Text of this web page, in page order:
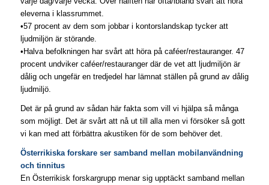
eleverna i klassrummet.
•57 procent av dem som jobbar i kontorslandskap tycker att
ljudmiljön är störande.
•Halva befolkningen har svårt att höra på caféer/restauranger. 47
procent undviker caféer/restauranger där de vet att ljudmiljön är
dålig och ungefär en tredjedel har lämnat ställen på grund av dålig
ljudmiljö.
Det är på grund av sådan här fakta som vill vi hjälpa så många
som möjligt. Det är svårt att nå ut till alla men vi försöker så gott
vi kan med att förbättra akustiken för de som behöver det.
Österrikiska forskare ser samband mellan mobilanvändning
och tinnitus
En Österrikisk forskargrupp menar sig upptäckt samband mellan